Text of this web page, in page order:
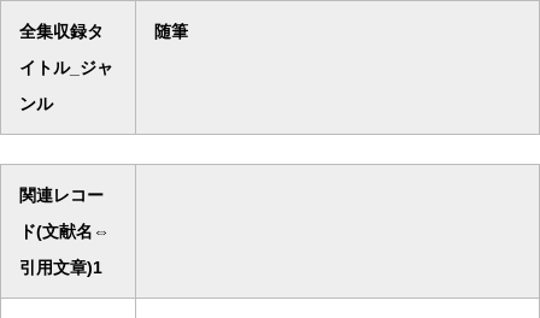
全集収録タ
イトル_ジャ
ンル
随筆
関連レコー
ド(文献名⇔
引用文章)1